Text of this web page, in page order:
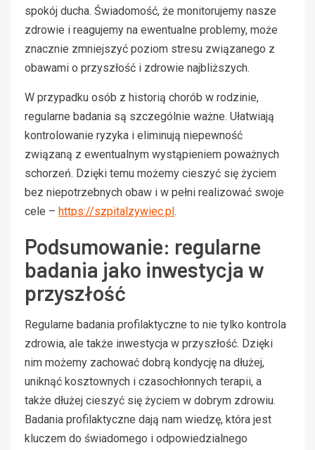
spokój ducha. Świadomość, że monitorujemy nasze
zdrowie i reagujemy na ewentualne problemy, może
znacznie zmniejszyć poziom stresu związanego z
obawami o przyszłość i zdrowie najbliższych.
W przypadku osób z historią chorób w rodzinie,
regularne badania są szczególnie ważne. Ułatwiają
kontrolowanie ryzyka i eliminują niepewność
związaną z ewentualnym wystąpieniem poważnych
schorzeń. Dzięki temu możemy cieszyć się życiem
bez niepotrzebnych obaw i w pełni realizować swoje
cele – https://szpitalzywiec.pl .
Podsumowanie: regularne
badania jako inwestycja w
przyszłość
Regularne badania profilaktyczne to nie tylko kontrola
zdrowia, ale także inwestycja w przyszłość. Dzięki
nim możemy zachować dobrą kondycję na dłużej,
uniknąć kosztownych i czasochłonnych terapii, a
także dłużej cieszyć się życiem w dobrym zdrowiu.
Badania profilaktyczne dają nam wiedzę, która jest
kluczem do świadomego i odpowiedzialnego